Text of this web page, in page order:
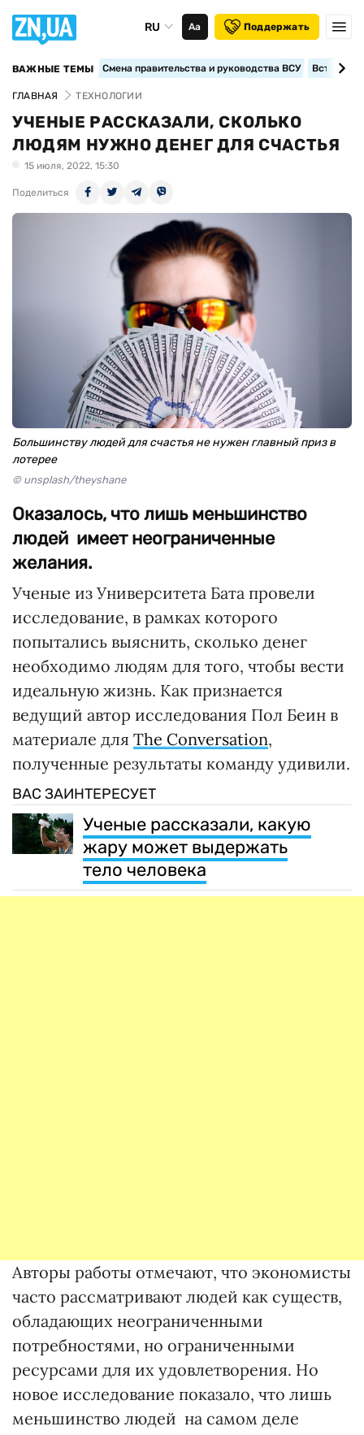
RU Аа Поддержать
ВАЖНЫЕ ТЕМЫ Смена правительства и руководства ВСУ
ГЛАВНАЯ ТЕХНОЛОГИИ
УЧЕНЫЕ РАССКАЗАЛИ, СКОЛЬКО
ЛЮДЯМ НУЖНО ДЕНЕГ ДЛЯ СЧАСТЬЯ
15 июля, 2022, 15:30
Поделиться
Большинству людей для счастья не нужен главный приз в
лотерее
© unsplash/theyshane
Оказалось, что лишь меньшинство
людей имеет неограниченные
желания.
Ученые из Университета Бата провели
исследование, в рамках которого
попытались выяснить, сколько денег
необходимо людям для того, чтобы вести
идеальную жизнь. Как признается
ведущий автор исследования Пол Беин в
материале для The Conversation,
полученные результаты команду удивили.
ВАС ЗАИНТЕРЕСУЕТ
Ученые рассказали, какую
жару может выдержать
тело человека
Авторы работы отмечают, что экономисты
часто рассматривают людей как существ,
обладающих неограниченными
потребностями, но ограниченными
ресурсами для их удовлетворения. Но
новое исследование показало, что лишь
меньшинство людей на самом деле